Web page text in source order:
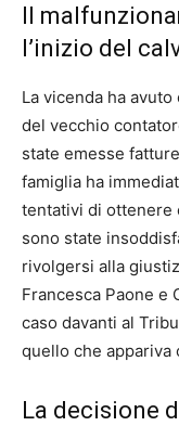
Il
l’inizio del
La vicenda ha
del vecchio
state emesse
famiglia ha
tentativi di ottenere
sono state
rivolgersi alla
Francesca Paone e
caso davanti al
quello che appariva
La decisione